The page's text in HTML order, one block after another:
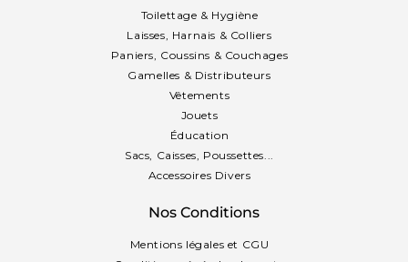
Toilettage & Hygiène
Laisses, Harnais & Colliers
Paniers, Coussins & Couchages
Gamelles & Distributeurs
Vêtements
Jouets
Éducation
Sacs, Caisses, Poussettes...
Accessoires Divers
Nos Conditions
Mentions légales et CGU